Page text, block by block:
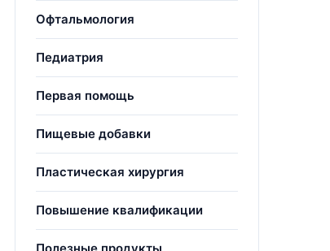
Офтальмология
Педиатрия
Первая помощь
Пищевые добавки
Пластическая хирургия
Повышение квалификации